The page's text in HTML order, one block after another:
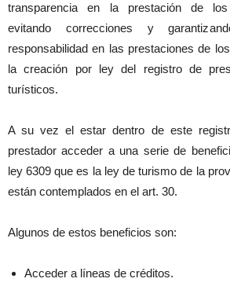
transparencia en la prestación de
evitando correcciones y
responsabilidad en las prestaciones de
la creación por ley del registro de
turísticos.
A su vez el estar dentro de este
prestador acceder a una serie de
ley 6309 que es la ley de turismo de la
están contemplados en el art. 30.
Algunos de estos beneficios son:
Acceder a líneas de créditos.